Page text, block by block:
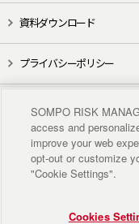
資料ダウンロード
プライバシーポリシー
X（旧Twitter）
SOMPO RISK
access and
improve your web
opt-out or customize
"Cookie Settings".
Cookies